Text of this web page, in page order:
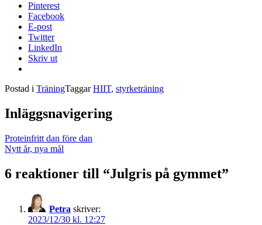
Pinterest
Facebook
E-post
Twitter
LinkedIn
Skriv ut
Postad i TräningTaggarHIIT, styrketräning
Inläggsnavigering
Proteinfritt dan före dan
Nytt år, nya mål
6 reaktioner till “Julgris på gymmet”
Petra skriver:
2023/12/30 kl. 12:27